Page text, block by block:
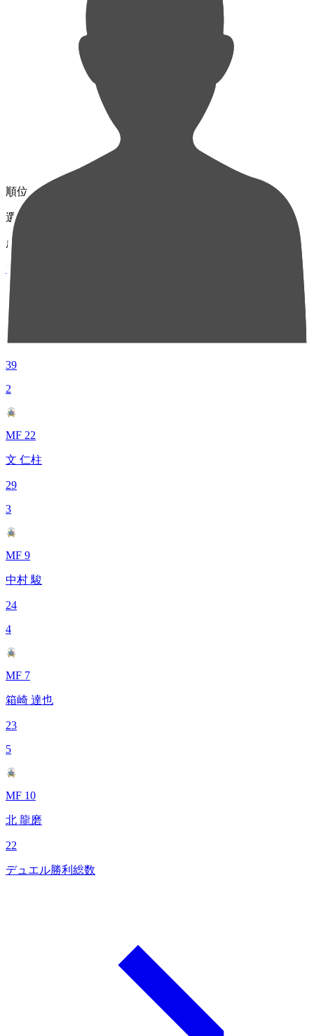
順位
選手名
成績
1
MF 7
荒木 翔
39
2
MF 22
文 仁柱
29
3
MF 9
中村 駿
24
4
MF 7
箱崎 達也
23
5
MF 10
北 龍磨
22
デュエル勝利総数